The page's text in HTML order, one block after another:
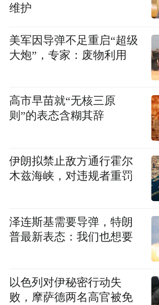
维护
美军因导弹不足重启“超级
大炮”，专家：废物利用
高市早苗就“无核三原
则”的表态含糊其辞
伊朗拟禁止敌方通行霍尔
木兹海峡，对违规者重罚
泽连斯基需要导弹，特朗
普最新表态：我们也想要
以色列对伊秘密行动失
败，摩萨德两名高官被免